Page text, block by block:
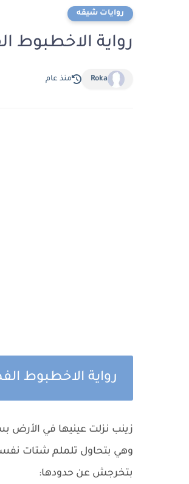
روايات شيقه
رواية الاخطبوط الفصل
Roka منذ عام
رواية الاخطبوط
زينب نزلت عينيها في الأرض
وهي بتحاول تلملم شتات
بتخرجش عن حدودها: